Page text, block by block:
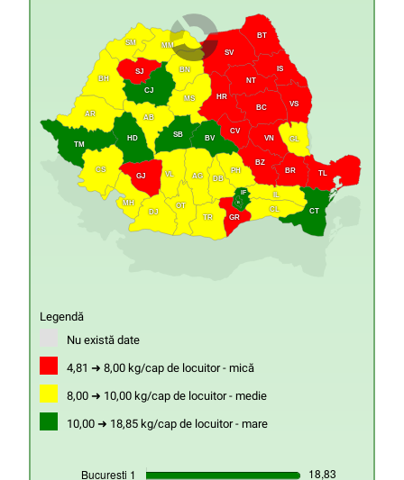
AR
BH
CS PH
IF
TM
BT
GL
BZ
BR TL
CT
GR
DB
IS
NT
SJ
SM
AG
SB
VL
BV
CV
HR
MM
MS
CJ
HD
AB
BN
VN
VS
DJ
GJ
MH
BC
OT
TR
B
CL
SV
IL
Legendă
Nu există date
4,81 ➜ 8,00 kg/cap de locuitor - mică
8,00 ➜ 10,00 kg/cap de locuitor - medie
10,00 ➜ 18,85 kg/cap de locuitor - mare